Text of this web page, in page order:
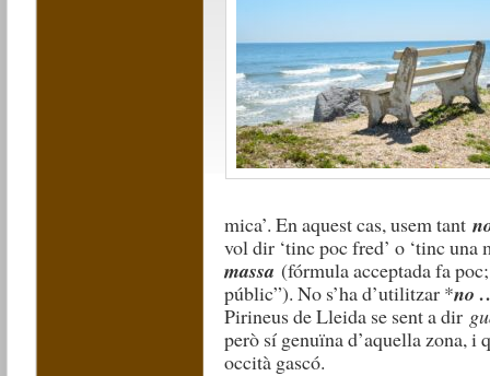
mica’. En aquest cas, usem tant
vol dir ‘tinc poc fred’ o ‘tinc
massa (fórmula acceptada fa
públic”). No s’ha d’utilitzar *no
Pirineus de Lleida se sent a dir
però sí genuïna d’aquella zona, i
occità gascó.